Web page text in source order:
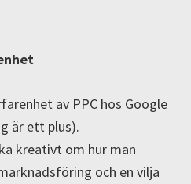
av PPC hos Google
är ett plus).
kreativt om hur man
och en vilja